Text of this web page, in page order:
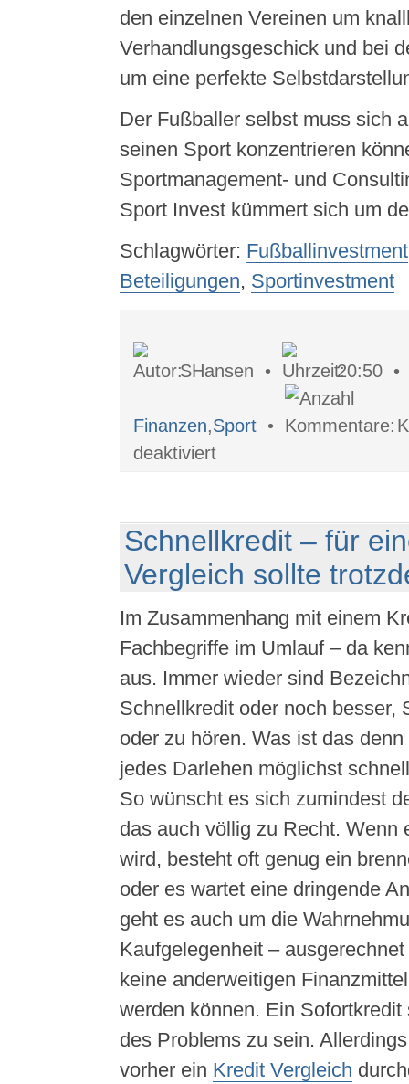
den einzelnen Vereinen um
Verhandlungsgeschick und bei
um eine perfekte
Der Fußballer selbst muss sich
seinen Sport konzentrieren
Sportmanagement- und
Sport Invest kümmert sich um
Schlagwörter: Fußballinvestment
Beteiligungen, Sportinvestment
SHansen • 20:50
Finanzen,Sport•
deaktiviertWie
Schnellkredit – für
Vergleich sollte
Im Zusammenhang mit einem
Fachbegriffe im Umlauf – da
aus. Immer wieder sind
Schnellkredit oder noch besser,
oder zu hören. Was ist das
jedes Darlehen möglichst
So wünscht es sich zumindest
das auch völlig zu Recht. Wenn
wird, besteht oft genug ein
oder es wartet eine dringende
geht es auch um die
Kaufgelegenheit –
keine anderweitigen
werden können. Ein
des Problems zu sein.
vorher ein Kredit Vergleich